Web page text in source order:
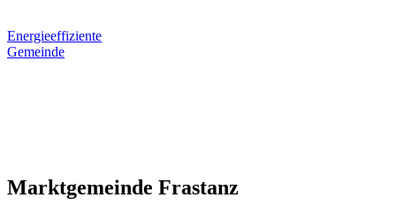
Energieeffiziente
Gemeinde
Marktgemeinde Frastanz